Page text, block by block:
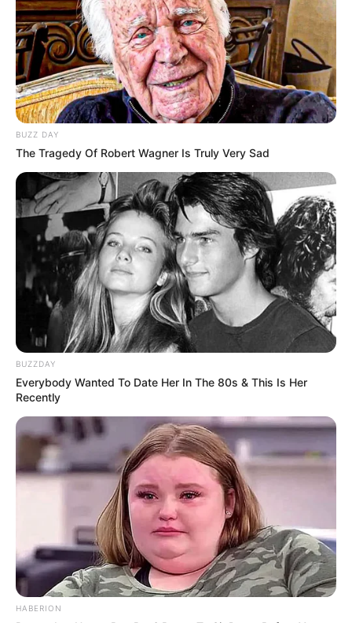
BUZZ DAY
The Tragedy Of Robert Wagner Is Truly Very Sad
BUZZDAY
Everybody Wanted To Date Her In The 80s & This Is Her
Recently
HABERION